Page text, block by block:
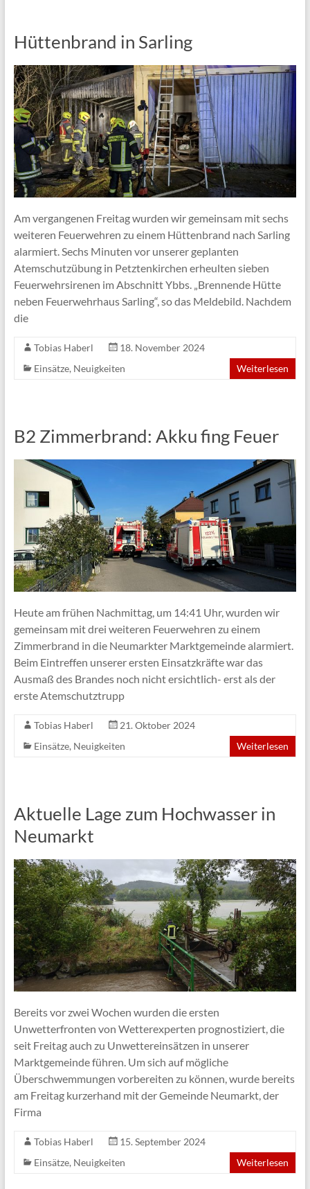
Hüttenbrand in Sarling
Am vergangenen Freitag wurden wir gemeinsam mit sechs
weiteren Feuerwehren zu einem Hüttenbrand nach Sarling
alarmiert. Sechs Minuten vor unserer geplanten
Atemschutzübung in Petztenkirchen erheulten sieben
Feuerwehrsirenen im Abschnitt Ybbs. „Brennende Hütte
neben Feuerwehrhaus Sarling“, so das Meldebild. Nachdem
die
Tobias Haberl
18. November 2024
Einsätze, Neuigkeiten Weiterlesen
B2 Zimmerbrand: Akku fing Feuer
Heute am frühen Nachmittag, um 14:41 Uhr, wurden wir
gemeinsam mit drei weiteren Feuerwehren zu einem
Zimmerbrand in die Neumarkter Marktgemeinde alarmiert.
Beim Eintreffen unserer ersten Einsatzkräfte war das
Ausmaß des Brandes noch nicht ersichtlich- erst als der
erste Atemschutztrupp
Tobias Haberl
21. Oktober 2024
Einsätze, Neuigkeiten Weiterlesen
Aktuelle Lage zum Hochwasser in
Neumarkt
Bereits vor zwei Wochen wurden die ersten
Unwetterfronten von Wetterexperten prognostiziert, die
seit Freitag auch zu Unwettereinsätzen in unserer
Marktgemeinde führen. Um sich auf mögliche
Überschwemmungen vorbereiten zu können, wurde bereits
am Freitag kurzerhand mit der Gemeinde Neumarkt, der
Firma
Tobias Haberl
15. September 2024
Einsätze, Neuigkeiten Weiterlesen